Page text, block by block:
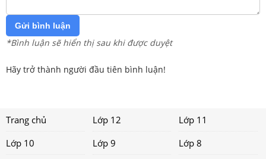
Gửi bình luận
*Bình luận sẽ hiển thị sau khi được duyệt
Hãy trở thành người đầu tiên bình luận!
Trang chủ Lớp 12
Lớp 11
Lớp 10
Lớp 9
Lớp 8